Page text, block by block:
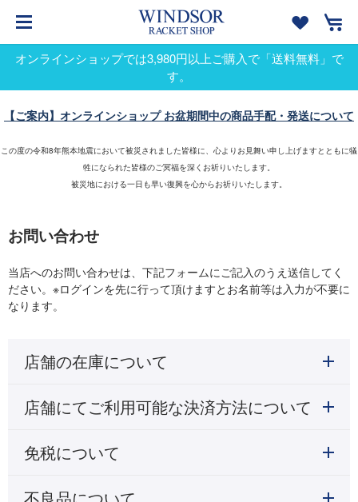
オンラインショップでは3,980円以上ご購入で「送料無料」で
す。
【ご案内】オンラインショップ お盆期間中の商品手配・発送について
この度の令和8年熊本地震において被災されました皆様に、心よりお見舞い申し上げますとともに犠
牲になられた皆様のご冥福を深くお祈りいたします。
被災地における一日も早い復興を心からお祈りいたします。
お問い合わせ
当店へのお問い合わせは、下記フォームにご記入のうえ送信してく
ださい。※ログインを先に行って頂けますとお名前等は入力が不要に
なります。
店舗の在庫について
店舗にてご利用可能な決済方法について
免税について